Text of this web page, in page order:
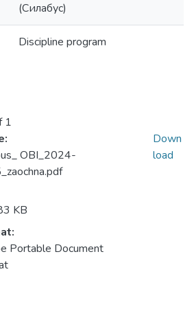
(Силабус)
Discipline program
1
OBI_2024-
KB
Portable Document
Down
load